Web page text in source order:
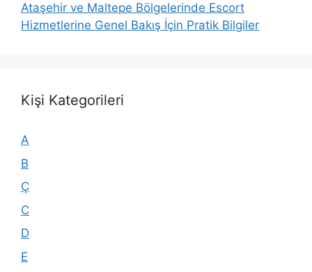
Ataşehir ve Maltepe Bölgelerinde Escort
Hizmetlerine Genel Bakış İçin Pratik Bilgiler
Kişi Kategorileri
A
B
Ç
C
D
E